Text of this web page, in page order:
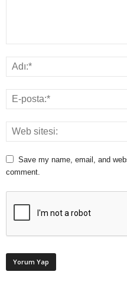
Save my name, email, and
comment.